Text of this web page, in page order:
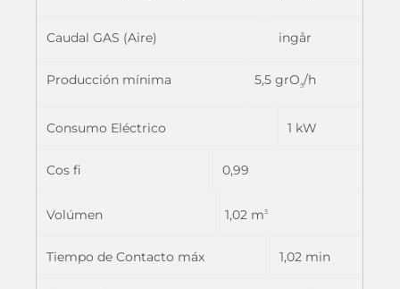
Caudal GAS (Aire) ingår
Producción mínima 5,5 grO3/h
Consumo Eléctrico 1 kW
Cos fi 0,99
Volúmen 1,02 m3
Tiempo de Contacto máx 1,02 min